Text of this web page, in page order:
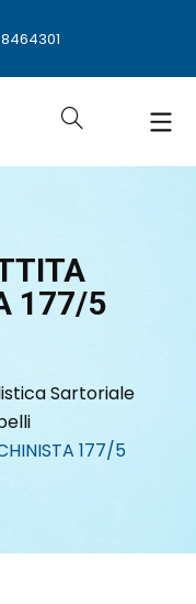
177/5
Sartoriale
177/5